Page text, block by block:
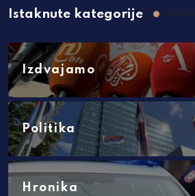
Istaknute kategorije
Izdvajamo
Politika
Hronika